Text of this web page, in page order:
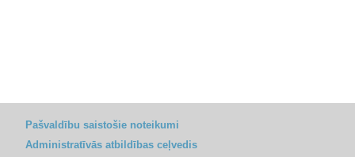
Pašvaldību saistošie noteikumi
Administratīvās atbildības ceļvedis